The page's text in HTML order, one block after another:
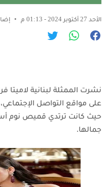
الأحد 27 أكتوبر 2024 - 01:13 م
نشرت الممثلة لبنانية لاميتا
على مواقع التواصل
حيث كانت ترتدي قميص نوم
جمالها.